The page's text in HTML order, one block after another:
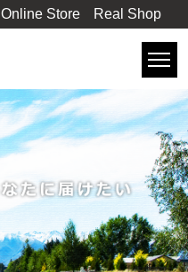
Online Store Real Shop